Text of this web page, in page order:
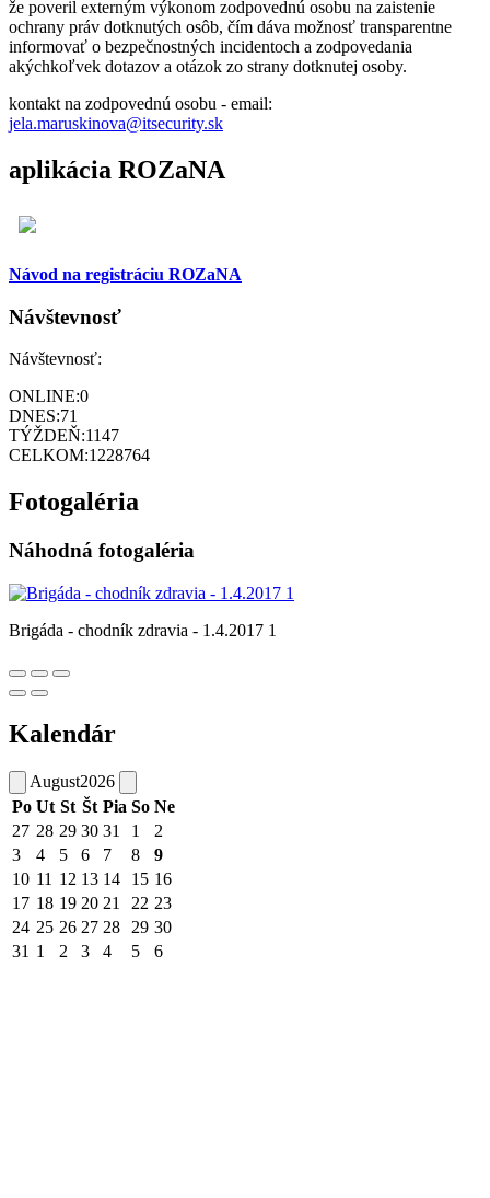
že poveril externým výkonom zodpovednú osobu na zaistenie
ochrany práv dotknutých osôb, čím dáva možnosť transparentne
informovať o bezpečnostných incidentoch a zodpovedania
akýchkoľvek dotazov a otázok zo strany dotknutej osoby.
kontakt na zodpovednú osobu - email:
jela.maruskinova@itsecurity.sk
aplikácia ROZaNA
Návod na registráciu ROZaNA
Návštevnosť
Návštevnosť:
ONLINE:0
DNES:71
TÝŽDEŇ:1147
CELKOM:1228764
Fotogaléria
Náhodná fotogaléria
Brigáda - chodník zdravia - 1.4.2017 1
Kalendár
August2026
Po Ut St Št Pia So Ne
27 28 29 30 31 1
2
3
4 5 6 7 8
9
10 11 12 13 14 15 16
17 18 19 20 21 22 23
24 25 26 27 28 29 30
31 1 2 3 4 5 6